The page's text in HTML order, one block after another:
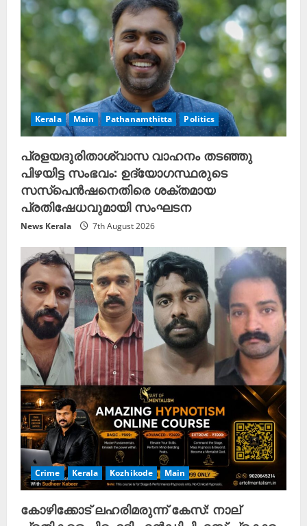
Kerala Main Pathanamthitta Politics
പ്രളയദുരിതാശ്വാസ വാഹനം തടഞ്ഞു
പിഴയിട്ട സംഭവം: ഉദ്യോഗസ്ഥരുടെ
സസ്പെൻഷനെതിരെ ശക്തമായ
പ്രതിഷേധവുമായി സംഘടന
News Kerala 7th August 2026
Crime Kerala Kozhikode Main
കോഴിക്കോട് ലഹരിമരുന്ന് കേസ്: നാല്